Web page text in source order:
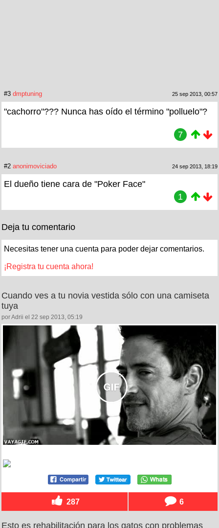
#3 dmptuning 25 sep 2013, 00:57
"cachorro"??? Nunca has oído el término "polluelo"?
7
#2 anonimoviciado 24 sep 2013, 18:19
El dueño tiene cara de "Poker Face"
1
Deja tu comentario
Necesitas tener una cuenta para poder dejar comentarios.
¡Registra tu cuenta ahora!
Cuando ves a tu novia vestida sólo con una camiseta
tuya
por Adrii el 22 sep 2013, 05:19
287 6
Esto es rehabilitación para los gatos con problemas